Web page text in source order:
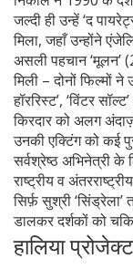
जल्दी ही उन्हें ‘द
मिला, जहाँ उन्होंने
असली पहचान ‘मूलन’
मिली – दोनों फिल्मों
हॉररिस्ट’, ‘विंटर
किरदार को अलग
उनकी एक्टिंग को कई
सर्वश्रेष्ठ अभिनेत्री
राष्ट्रीय व
सिर्फ़ सुश्री
डालकर दर्शकों को
हालिया